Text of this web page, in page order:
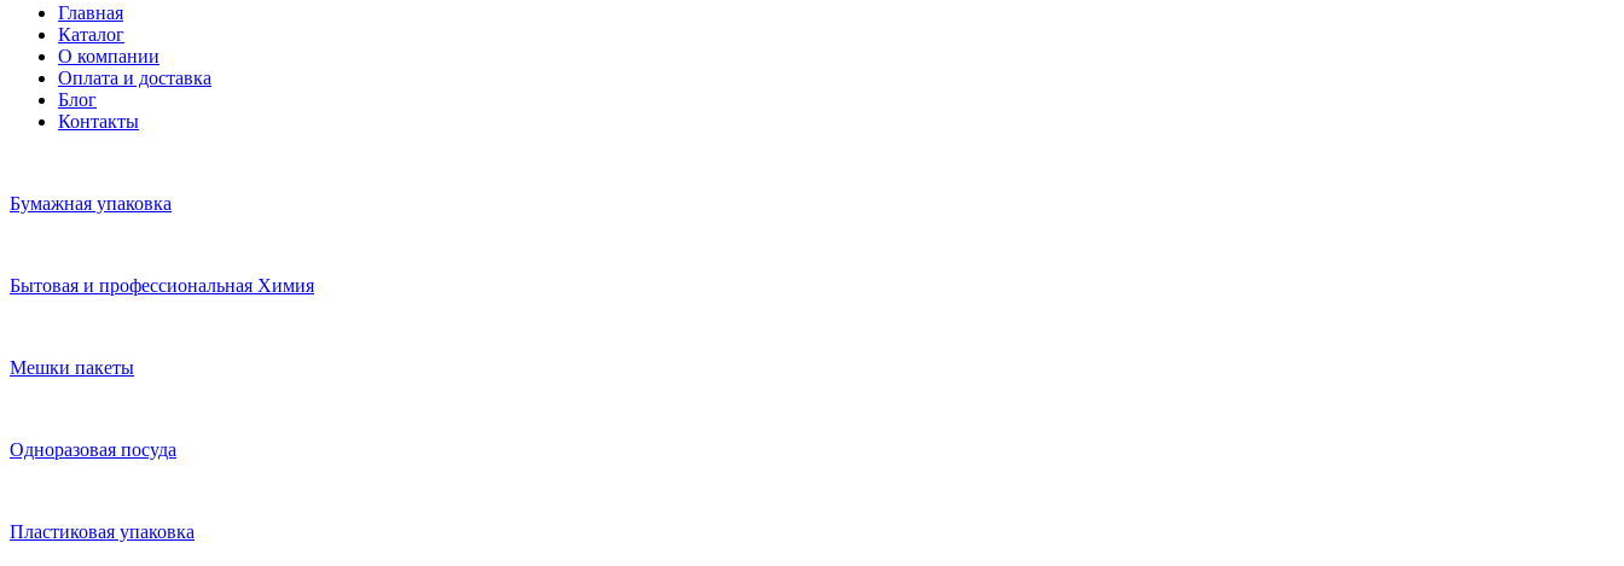
Главная
Каталог
О компании
Оплата и доставка
Блог
Контакты
Бумажная упаковка
Бытовая и профессиональная Химия
Мешки пакеты
Одноразовая посуда
Пластиковая упаковка